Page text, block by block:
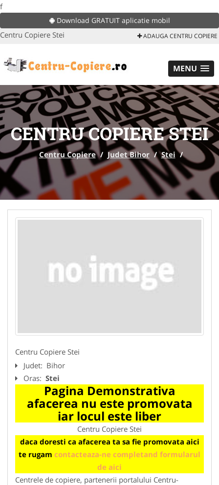
f
Download GRATUIT aplicatie mobil
Centru Copiere Stei ADAUGA CENTRU COPIERE
MENU
CENTRU COPIERE STEI
Centru Copiere / Judet Bihor / Stei /
Centru Copiere Stei
Judet: Bihor
Oras: Stei
Pagina Demonstrativa
afacerea nu este promovata
iar locul este liber
Centru Copiere Stei
daca doresti ca afacerea ta sa fie promovata aici
te rugam contacteaza-ne completand formularul
de aici
Centrele de copiere, partenerii portalului Centru-